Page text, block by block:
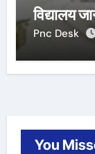
विद्यालय
Pnc Desk
You